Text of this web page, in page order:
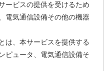
ービスの提供を受けるため
電気通信設備その他の機器
は、本サービスを提供する
ピュータ、電気通信設備そ